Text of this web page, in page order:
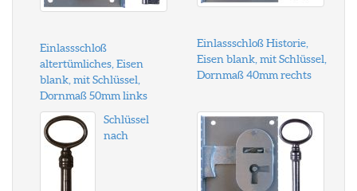
Einlassschloß
altertümliches, Eisen
blank, mit Schlüssel,
Dornmaß 50mm links
Einlassschloß Historie,
Eisen blank, mit Schlüssel,
Dornmaß 40mm rechts
Schlüssel
nach